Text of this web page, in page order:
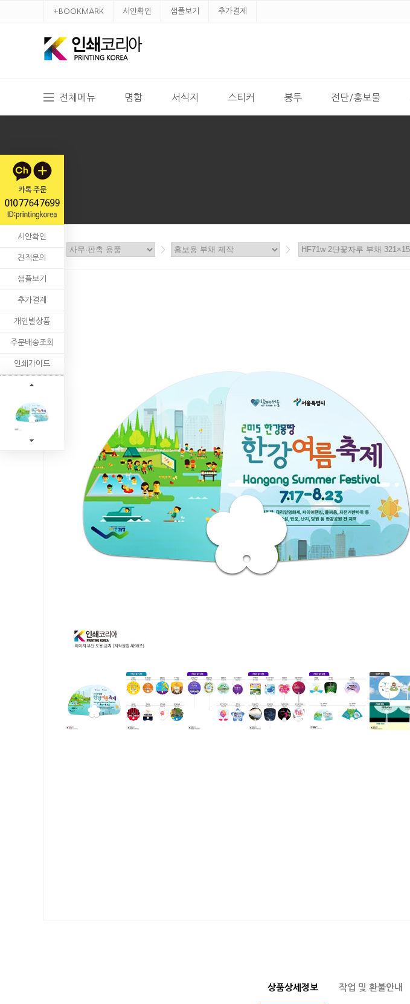
+BOOKMARK 시안확인 샘플보기 추가결제
전체메뉴 명함 서식지 스티커 봉투 전단/홍보물
> >
상품상세정보 작업 및 환불안내
시안확인
견적문의
샘플보기
추가결제
개인별상품
주문배송조회
인쇄가이드